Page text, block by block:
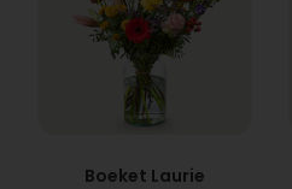
Boeket Laurie